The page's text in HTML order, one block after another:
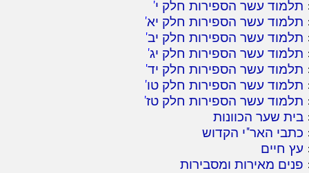
תלמוד עשר הספירות חלק י'
תלמוד עשר הספירות חלק יא'
תלמוד עשר הספירות חלק יב'
תלמוד עשר הספירות חלק יג'
תלמוד עשר הספירות חלק יד'
תלמוד עשר הספירות חלק טו'
תלמוד עשר הספירות חלק טז'
בית שער הכוונות
כתבי האר"י הקדוש
עץ חיים
פנים מאירות ומסבירות